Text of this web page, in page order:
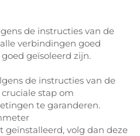
de instructies van de
verbindingen goed
geïsoleerd zijn.
de instructies van de
stap om
te garanderen.
volg dan deze